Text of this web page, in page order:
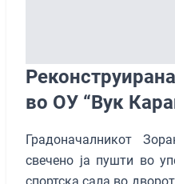
во ОУ “Вук
Градоначалникот
свечено ја пушти во
спортска сала во